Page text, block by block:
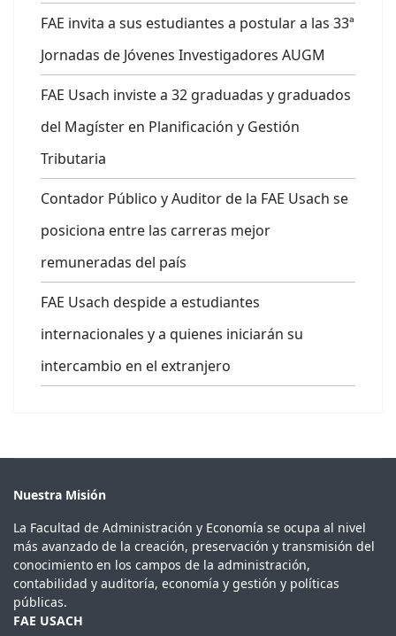
FAE invita a sus estudiantes a postular a las 33ª
Jornadas de Jóvenes Investigadores AUGM
FAE Usach inviste a 32 graduadas y graduados
del Magíster en Planificación y Gestión
Tributaria
Contador Público y Auditor de la FAE Usach se
posiciona entre las carreras mejor
remuneradas del país
FAE Usach despide a estudiantes
internacionales y a quienes iniciarán su
intercambio en el extranjero
Nuestra Misión
La Facultad de Administración y Economía se ocupa al nivel
más avanzado de la creación, preservación y transmisión del
conocimiento en los campos de la administración,
contabilidad y auditoría, economía y gestión y políticas
públicas.
FAE USACH